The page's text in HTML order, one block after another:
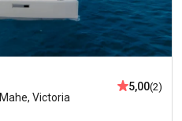
Mahe, Victoria
5,00(2)